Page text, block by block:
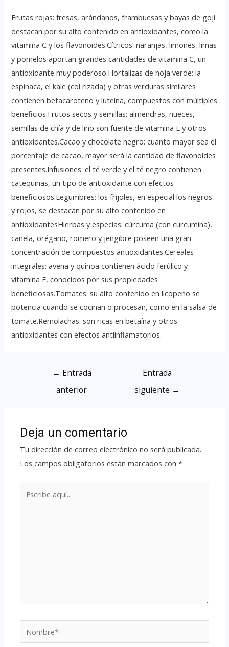
Frutas rojas: fresas, arándanos, frambuesas y bayas de goji
destacan por su alto contenido en antioxidantes, como la
vitamina C y los flavonoides.Cítricos: naranjas, limones, limas
y pomelos aportan grandes cantidades de vitamina C, un
antioxidante muy poderoso.Hortalizas de hoja verde: la
espinaca, el kale (col rizada) y otras verduras similares
contienen betacaroteno y luteína, compuestos con múltiples
beneficios.Frutos secos y semillas: almendras, nueces,
semillas de chía y de lino son fuente de vitamina E y otros
antioxidantes.Cacao y chocolate negro: cuanto mayor sea el
porcentaje de cacao, mayor será la cantidad de flavonoides
presentes.Infusiones: el té verde y el té negro contienen
catequinas, un tipo de antioxidante con efectos
beneficiosos.Legumbres: los frijoles, en especial los negros
y rojos, se destacan por su alto contenido en
antioxidantesHierbas y especias: cúrcuma (con curcumina),
canela, orégano, romero y jengibre poseen una gran
concentración de compuestos antioxidantes.Cereales
integrales: avena y quinoa contienen ácido ferúlico y
vitamina E, conocidos por sus propiedades
beneficiosas.Tomates: su alto contenido en licopeno se
potencia cuando se cocinan o procesan, como en la salsa de
tomate.Remolachas: son ricas en betaína y otros
antioxidantes con efectos antiinflamatorios.
← Entrada
anterior
Entrada
siguiente →
Deja un comentario
Tu dirección de correo electrónico no será publicada.
Los campos obligatorios están marcados con*